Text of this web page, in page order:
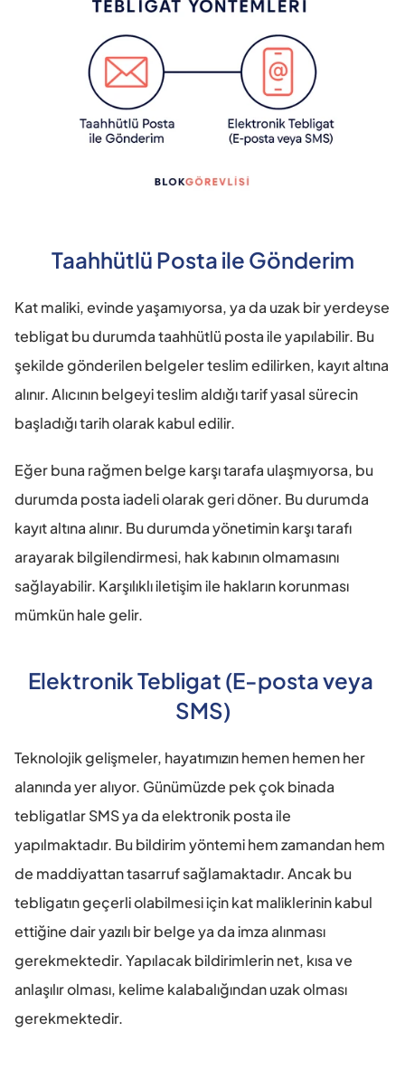
Taahhütlü Posta ile Gönderim
Kat maliki, evinde yaşamıyorsa, ya da uzak bir yerdeyse
tebligat bu durumda taahhütlü posta ile yapılabilir. Bu
şekilde gönderilen belgeler teslim edilirken, kayıt altına
alınır. Alıcının belgeyi teslim aldığı tarif yasal sürecin
başladığı tarih olarak kabul edilir.
Eğer buna rağmen belge karşı tarafa ulaşmıyorsa, bu
durumda posta iadeli olarak geri döner. Bu durumda
kayıt altına alınır. Bu durumda yönetimin karşı tarafı
arayarak bilgilendirmesi, hak kabının olmamasını
sağlayabilir. Karşılıklı iletişim ile hakların korunması
mümkün hale gelir.
Elektronik Tebligat (E-posta veya
SMS)
Teknolojik gelişmeler, hayatımızın hemen hemen her
alanında yer alıyor. Günümüzde pek çok binada
tebligatlar SMS ya da elektronik posta ile
yapılmaktadır. Bu bildirim yöntemi hem zamandan hem
de maddiyattan tasarruf sağlamaktadır. Ancak bu
tebligatın geçerli olabilmesi için kat maliklerinin kabul
ettiğine dair yazılı bir belge ya da imza alınması
gerekmektedir. Yapılacak bildirimlerin net, kısa ve
anlaşılır olması, kelime kalabalığından uzak olması
gerekmektedir.